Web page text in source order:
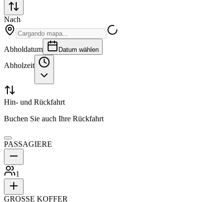
Nach
Abholdatum Datum wählen
Abholzeit
Hin- und Rückfahrt
Buchen Sie auch Ihre Rückfahrt
PASSAGIERE
1
GROSSE KOFFER